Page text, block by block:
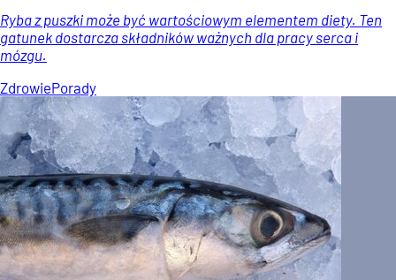
Ryba z puszki może być wartościowym elementem diety. Ten
gatunek dostarcza składników ważnych dla pracy serca i
mózgu.
ZdrowiePorady